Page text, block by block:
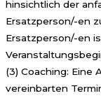
hinsichtlich der
Ersatzperson/-en
Ersatzperson/-en
(3) Coaching: Eine
vereinbarten